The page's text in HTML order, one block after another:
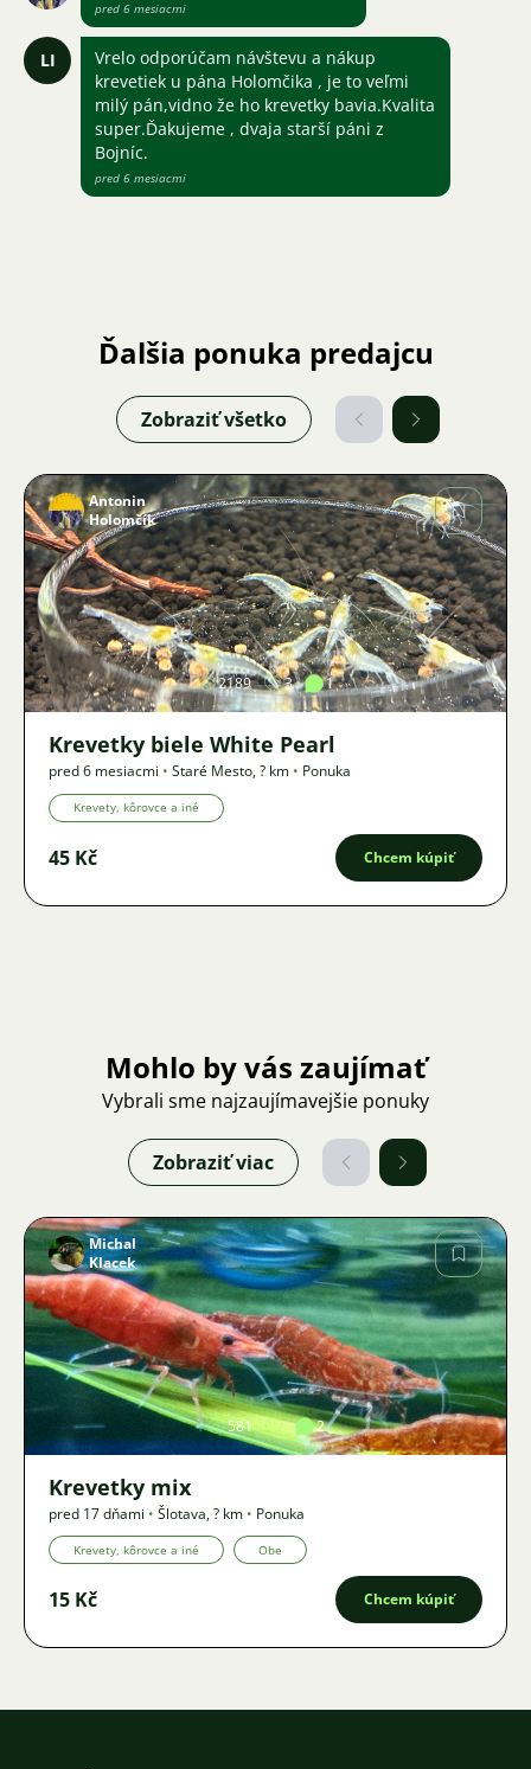
pred 6 mesiacmi
LI
Vrelo odporúčam návštevu a nákup
krevetiek u pána Holomčika , je to veľmi
milý pán,vidno že ho krevetky bavia.Kvalita
super.Ďakujeme , dvaja starší páni z
Bojníc.
pred 6 mesiacmi
Ďalšia ponuka predajcu
Zobraziť všetko
Obrázok
Antonin
Holomčík
2189 3 1
Krevetky biele White Pearl
pred 6 mesiacmi • Staré Mesto,? km • Ponuka
Krevety, kôrovce a iné
45 Kč Chcem kúpiť
Mohlo by vás zaujímať
Vybrali sme najzaujímavejšie ponuky
Zobraziť viac
Obrázok
Michal
Klacek
581 2
Krevetky mix
pred 17 dňami • Šlotava,? km • Ponuka
Krevety, kôrovce a iné Obe
15 Kč Chcem kúpiť